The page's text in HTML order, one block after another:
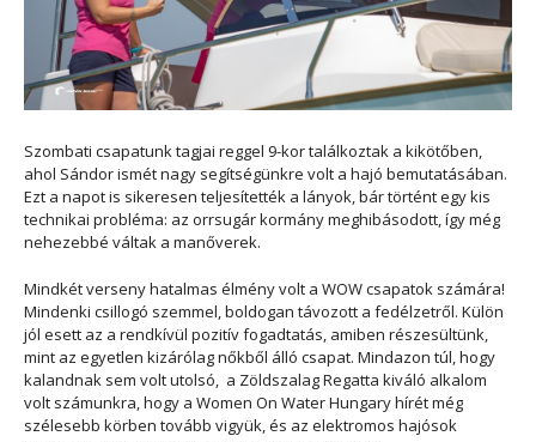
Szombati csapatunk tagjai reggel 9-kor találkoztak a kikötőben,
ahol Sándor ismét nagy segítségünkre volt a hajó bemutatásában.
Ezt a napot is sikeresen teljesítették a lányok, bár történt egy kis
technikai probléma: az orrsugár kormány meghibásodott, így még
nehezebbé váltak a manőverek.
Mindkét verseny hatalmas élmény volt a WOW csapatok számára!
Mindenki csillogó szemmel, boldogan távozott a fedélzetről. Külön
jól esett az a rendkívül pozitív fogadtatás, amiben részesültünk,
mint az egyetlen kizárólag nőkből álló csapat. Mindazon túl, hogy
kalandnak sem volt utolsó, a Zöldszalag Regatta kiváló alkalom
volt számunkra, hogy a Women On Water Hungary hírét még
szélesebb körben tovább vigyük, és az elektromos hajósok